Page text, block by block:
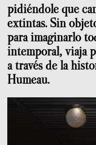
pidiéndole que
extintas. Sin
para imaginarlo
intemporal, viaja
a través de la
Humeau.